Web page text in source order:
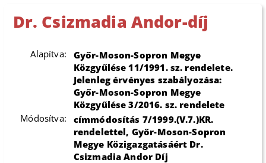
Dr. Csizmadia Andor-díj
Alapítva:
Győr-Moson-Sopron Megye
Közgyűlése 11/1991. sz. rendelete.
Jelenleg érvényes szabályozása:
Győr-Moson-Sopron Megye
Közgyűlése 3/2016. sz. rendelete
Módosítva:
címmódosítás 7/1999.(V.7.)KR.
rendelettel, Győr-Moson-Sopron
Megye Közigazgatásáért Dr.
Csizmadia Andor Díj